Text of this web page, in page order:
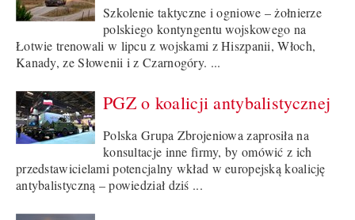
Szkolenie taktyczne i ogniowe – żołnierze
polskiego kontyngentu wojskowego na
Łotwie trenowali w lipcu z wojskami z Hiszpanii, Włoch,
Kanady, ze Słowenii i z Czarnogóry. ...
PGZ o koalicji antybalistycznej
Polska Grupa Zbrojeniowa zaprosiła na
konsultacje inne firmy, by omówić z ich
przedstawicielami potencjalny wkład w europejską koalicję
antybalistyczną – powiedział dziś ...